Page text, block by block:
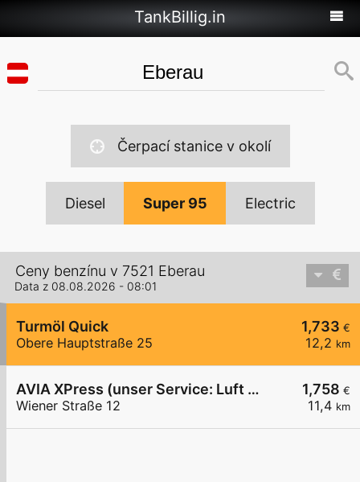
TankBillig.in
Čerpací stanice v okolí
Diesel Super 95 Electric
Ceny benzínu v 7521 Eberau
Data z 08.08.2026 - 08:01
1,733 €
12,2 km
Turmöl Quick
Obere Hauptstraße 25
1,758 €
11,4 km
AVIA XPress (unser Service: Luft und Wasser)
Wiener Straße 12